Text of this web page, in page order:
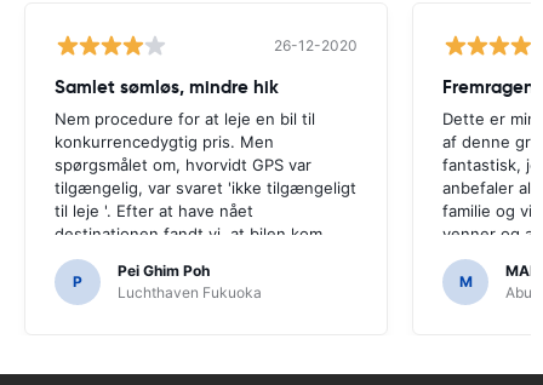
26-12-2020
Samlet sømløs, mindre hik
Nem procedure for at leje en bil til
konkurrencedygtig pris. Men
spørgsmålet om, hvorvidt GPS var
tilgængelig, var svaret 'ikke tilgængeligt
til leje '. Efter at have nået
destinationen fandt vi, at bilen kom
med GPS.Det ville have været
forfærdeligt, hvis vi havde besluttet at
købe en GPS, da det var nødvendigt at
P
Pei Ghim Poh
Luchthaven Fukuoka
Dette er min
af denne
fantastisk,
anbefaler
familie og vil
venner og
M
Abu